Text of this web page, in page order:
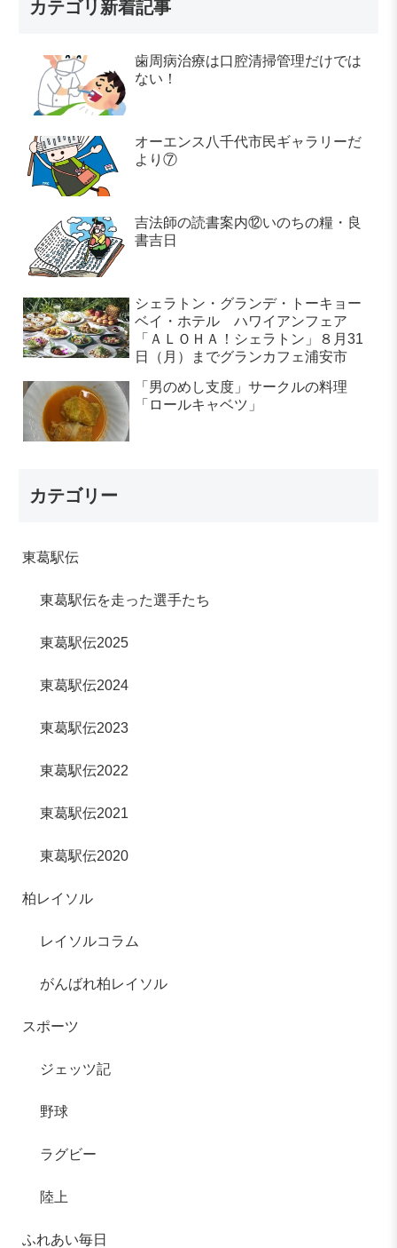
カテゴリ新着記事
歯周病治療は口腔清掃管理だけでは
ない！
オーエンス八千代市民ギャラリーだ
より⑦
吉法師の読書案内⑫いのちの糧・良
書吉日
シェラトン・グランデ・トーキョー
ベイ・ホテル ハワイアンフェア
「ＡＬＯＨＡ！シェラトン」８月31
日（月）までグランカフェ浦安市
「男のめし支度」サークルの料理
「ロールキャベツ」
カテゴリー
東葛駅伝
東葛駅伝を走った選手たち
東葛駅伝2025
東葛駅伝2024
東葛駅伝2023
東葛駅伝2022
東葛駅伝2021
東葛駅伝2020
柏レイソル
レイソルコラム
がんばれ柏レイソル
スポーツ
ジェッツ記
野球
ラグビー
陸上
ふれあい毎日